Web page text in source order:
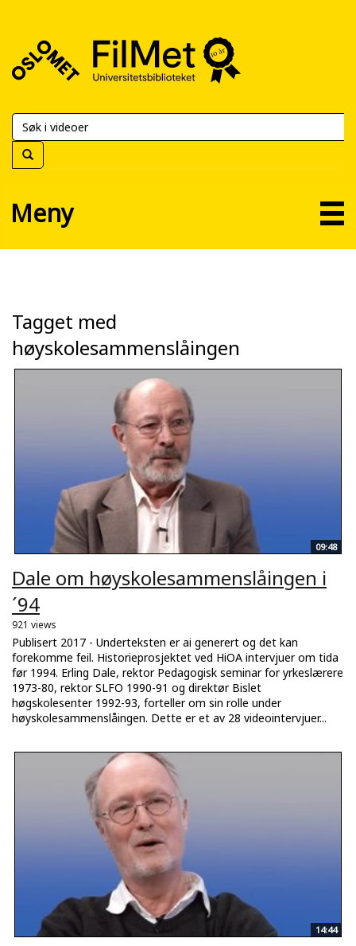
FilMet
Universitetsbiblioteket
Meny
Tagget med
høyskolesammenslåingen
09:48
Dale om høyskolesammenslåingen i
´94
921 views
Publisert 2017 - Underteksten er ai generert og det kan
forekomme feil. Historieprosjektet ved HiOA intervjuer om tida
før 1994. Erling Dale, rektor Pedagogisk seminar for yrkeslærere
1973-80, rektor SLFO 1990-91 og direktør Bislet
høgskolesenter 1992-93, forteller om sin rolle under
høyskolesammenslåingen. Dette er et av 28 videointervjuer...
14:44